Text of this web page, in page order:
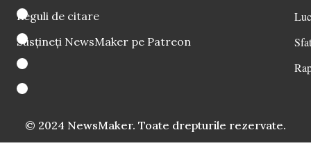
Reguli de citare
Susțineți NewsMaker pe Patreon
© 2024 NewsMaker. Toate drepturile rezervate.